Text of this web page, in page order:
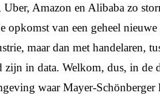
Amazon en Alibaba zo
opkomst van een geheel
maar dan met handelaren,
zijn in data. Welkom, dus, in de
waar Mayer-